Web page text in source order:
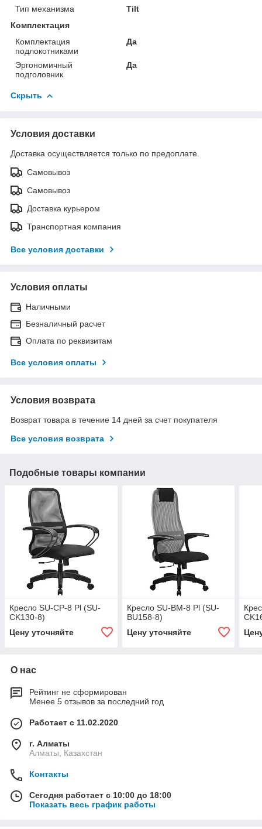
Тип механизма
Tilt
Комплектация
Комплектация
подлокотниками
Да
Эргономичный
подголовник
Да
Скрыть
Условия доставки
Доставка осуществляется только по предоплате.
Самовывоз
Самовывоз
Доставка курьером
Транспортная компания
Все условия доставки
Условия оплаты
Наличными
Безналичный расчет
Оплата по реквизитам
Все условия оплаты
Условия возврата
Возврат товара в течение 14 дней за счет покупателя
Все условия возврата
Подобные товары компании
Кресло SU-CP-8 Pl (SU-
CK130-8)
Цену уточняйте
Кресло SU-BM-8 Pl (SU-
BU158-8)
Цену уточняйте
О нас
Рейтинг не сформирован
Менее 5 отзывов за последний год
Работает с 11.02.2020
г. Алматы
Алматы, Казахстан
Контакты
Сегодня работает с 10:00 до 18:00
Показать весь график работы